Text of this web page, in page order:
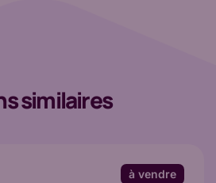
similaires
à vendre